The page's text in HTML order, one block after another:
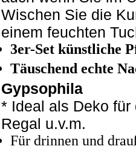
Wischen Sie die
einem feuchten
3er-Set künstliche
Täuschend echte
Gypsophila
* Ideal als Deko
Regal u.v.m.
Für drinnen und